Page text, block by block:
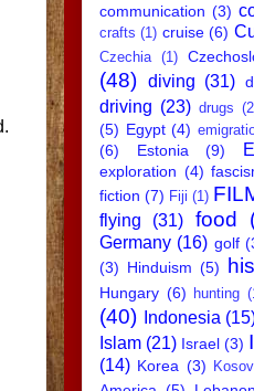
communication (3)
crafts (1) cruise (6)
Czechia (1)
(48) diving (31)
driving (23) drugs
(5) Egypt (4)
(6)
Estonia (9)
exploration (4)
fiction (7) Fiji (1)
flying (31) food
Germany (16) golf
(3) Hinduism (5)
Hungary (6) hunting
(40)
Indonesia
Islam (21) Israel (3)
(14) Korea (3)